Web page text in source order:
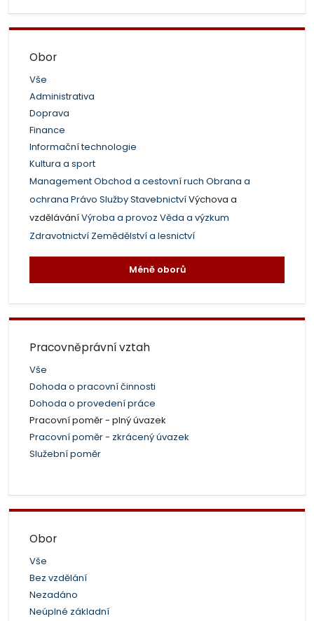
Obor
Vše
Administrativa
Doprava
Finance
Informační technologie
Kultura a sport
ManagementObchod a cestovní ruch Obrana a
ochrana Právo SlužbyStavebnictvíVýchova a
vzděláváníVýroba a provoz Věda a výzkum
Zdravotnictví Zemědělství a lesnictví
Méně oborů
Pracovněprávní vztah
Vše
Dohoda o pracovní činnosti
Dohoda o provedení práce
Pracovní poměr - plný úvazek
Pracovní poměr - zkrácený úvazek
Služební poměr
Obor
Vše
Bez vzdělání
Nezadáno
Neúplné základní